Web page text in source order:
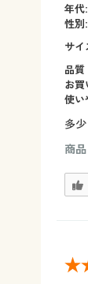
年代:
性別:
サイ
品質
お買
使い
多
商品